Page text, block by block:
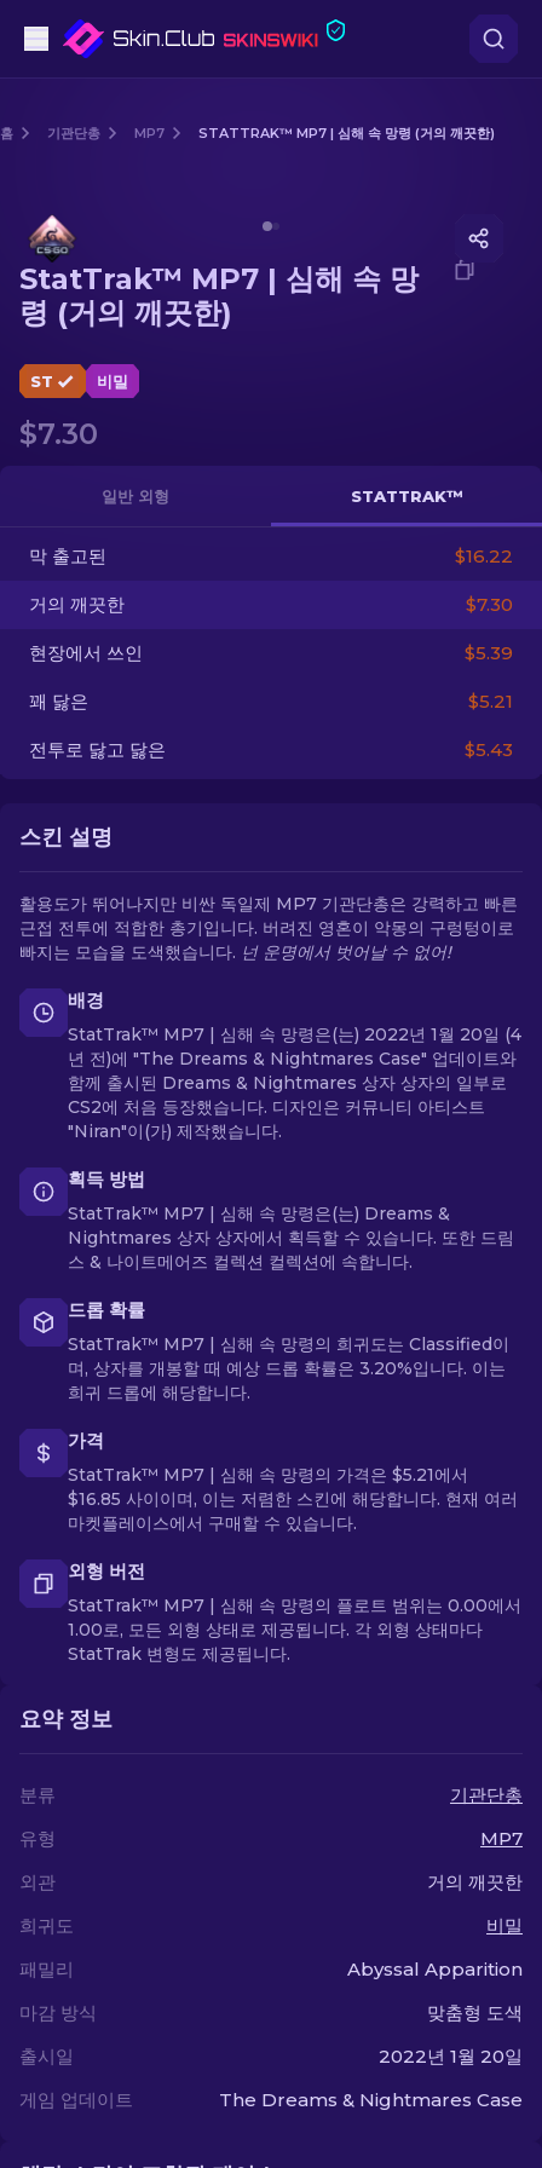
저격소총
장갑
KO
홈 기관단총 MP7 STATTRAK™ MP7 | 심해 속 망령 (거의 깨끗한)
StatTrak™ MP7 | 심해 속 망
령 (거의 깨끗한)
ST 비밀
$7.30
일반 외형 STATTRAK™
막 출고된 $16.22
거의 깨끗한 $7.30
현장에서 쓰인 $5.39
꽤 닳은 $5.21
전투로 닳고 닳은 $5.43
스킨 설명
활용도가 뛰어나지만 비싼 독일제 MP7 기관단총은 강력하고 빠른
근접 전투에 적합한 총기입니다. 버려진 영혼이 악몽의 구렁텅이로
빠지는 모습을 도색했습니다. 넌 운명에서 벗어날 수 없어!
배경
StatTrak™ MP7 | 심해 속 망령은(는) 2022년 1월 20일 (4
년 전)에 "The Dreams & Nightmares Case" 업데이트와
함께 출시된 Dreams & Nightmares 상자 상자의 일부로
CS2에 처음 등장했습니다. 디자인은 커뮤니티 아티스트
"Niran"이(가) 제작했습니다.
획득 방법
StatTrak™ MP7 | 심해 속 망령은(는) Dreams &
Nightmares 상자 상자에서 획득할 수 있습니다. 또한 드림
스 & 나이트메어즈 컬렉션 컬렉션에 속합니다.
드롭 확률
StatTrak™ MP7 | 심해 속 망령의 희귀도는 Classified이
며, 상자를 개봉할 때 예상 드롭 확률은 3.20%입니다. 이는
희귀 드롭에 해당합니다.
가격
StatTrak™ MP7 | 심해 속 망령의 가격은 $5.21에서
$16.85 사이이며, 이는 저렴한 스킨에 해당합니다. 현재 여러
마켓플레이스에서 구매할 수 있습니다.
외형 버전
StatTrak™ MP7 | 심해 속 망령의 플로트 범위는 0.00에서
1.00로, 모든 외형 상태로 제공됩니다. 각 외형 상태마다
StatTrak 변형도 제공됩니다.
요약 정보
분류
기관단총
유형
MP7
외관
거의 깨끗한
희귀도
비밀
패밀리
Abyssal Apparition
마감 방식
맞춤형 도색
출시일
2022년 1월 20일
게임 업데이트
The Dreams & Nightmares Case